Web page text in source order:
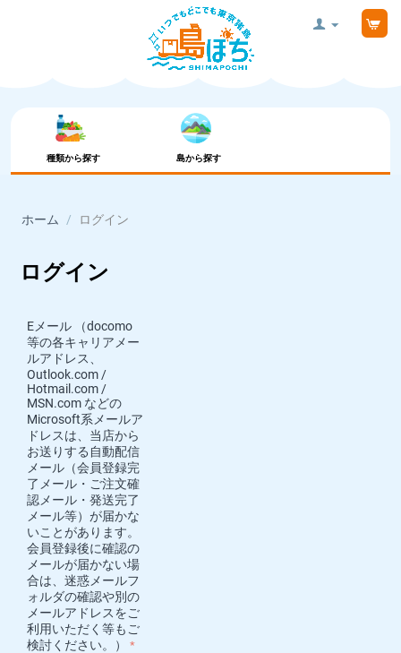
種類から探す 島から探す
ホーム / ログイン
ログイン
Eメール （docomo
等の各キャリアメー
ルアドレス、
Outlook.com /
Hotmail.com /
MSN.com などの
Microsoft系メールア
ドレスは、当店から
お送りする自動配信
メール（会員登録完
了メール・ご注文確
認メール・発送完了
メール等）が届かな
いことがあります。
会員登録後に確認の
メールが届かない場
合は、迷惑メールフ
ォルダの確認や別の
メールアドレスをご
利用いただく等もご
検討ください。）